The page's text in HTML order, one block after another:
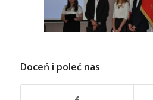
Doceń i poleć nas